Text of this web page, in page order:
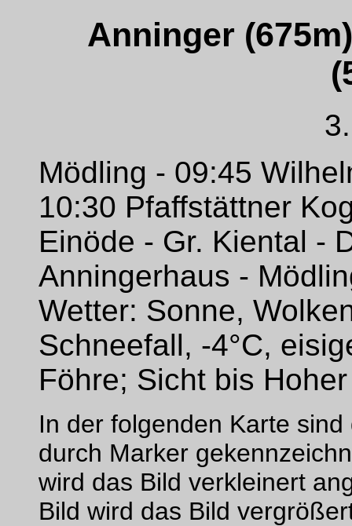
Anninger
Mödling - 09:45
10:30 Pfaffstättner
Einöde - Gr. Kiental -
Anningerhaus -
Wetter: Sonne,
Schneefall, -4°C,
Föhre; Sicht bis
In der folgenden Karte
durch Marker
wird das Bild verkleinert
Bild wird das Bild